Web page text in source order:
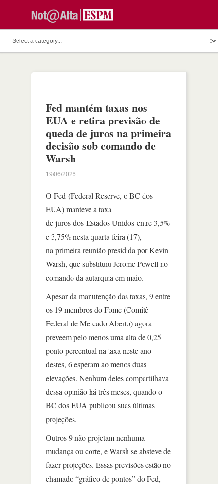
Fed mantém taxas nos
EUA e retira previsão de
queda de juros na primeira
decisão sob comando de
Warsh
19/06/2026
O Fed (Federal Reserve, o BC dos
EUA) manteve a taxa
de juros dos Estados Unidos entre 3,5%
e 3,75% nesta quarta-feira (17),
na primeira reunião presidida por Kevin
Warsh, que substituiu Jerome Powell no
comando da autarquia em maio.
Apesar da manutenção das taxas, 9 entre
os 19 membros do Fomc (Comitê
Federal de Mercado Aberto) agora
preveem pelo menos uma alta de 0,25
ponto percentual na taxa neste ano —
destes, 6 esperam ao menos duas
elevações. Nenhum deles compartilhava
dessa opinião há três meses, quando o
BC dos EUA publicou suas últimas
projeções.
Outros 9 não projetam nenhuma
mudança ou corte, e Warsh se absteve de
fazer projeções. Essas previsões estão no
chamado “gráfico de pontos” do Fed,